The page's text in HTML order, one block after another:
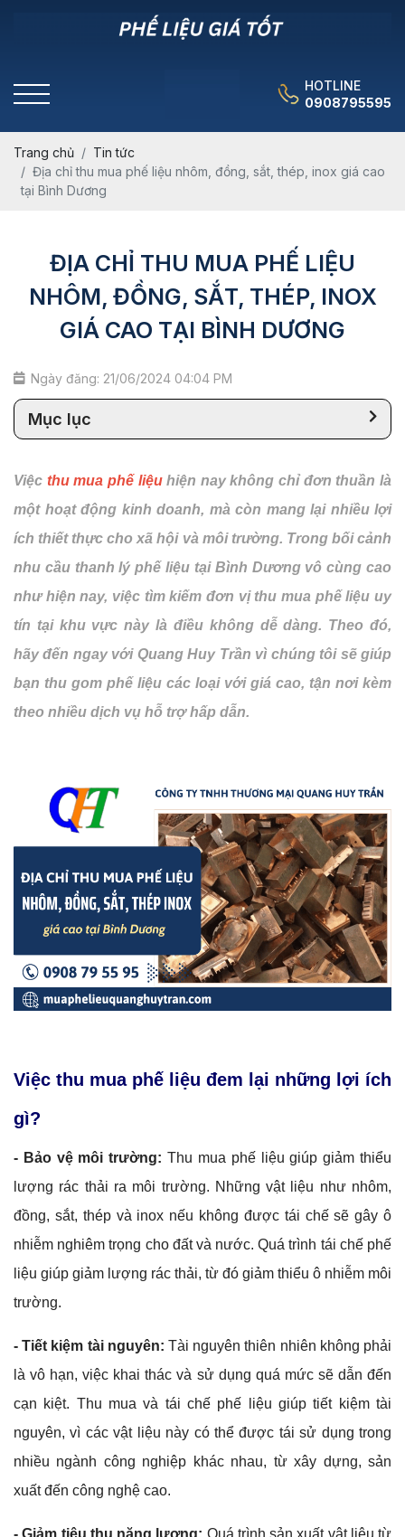
HOTLINE
0908795595
Trang chủ
Tin tức
Địa chỉ thu mua phế liệu nhôm, đồng, sắt, thép, inox giá cao
tại Bình Dương
ĐỊA CHỈ THU MUA PHẾ LIỆU
NHÔM, ĐỒNG, SẮT, THÉP, INOX
GIÁ CAO TẠI BÌNH DƯƠNG
Ngày đăng: 21/06/2024 04:04 PM
Mục lục
Việc thu mua phế liệuhiện nay không chỉ đơn thuần là
một hoạt động kinh doanh, mà còn mang lại nhiều lợi
ích thiết thực cho xã hội và môi trường. Trong bối cảnh
nhu cầu thanh lý phế liệu tại Bình Dương vô cùng cao
như hiện nay, việc tìm kiếm đơn vị thu mua phế liệu uy
tín tại khu vực này là điều không dễ dàng. Theo đó,
hãy đến ngay với Quang Huy Trần vì chúng tôi sẽ giúp
bạn thu gom phế liệu các loại với giá cao, tận nơi kèm
theo nhiều dịch vụ hỗ trợ hấp dẫn.
Việc thu mua phế liệu đem lại những lợi ích
gì?
- Bảo vệ môi trường:Thu mua phế liệu giúp giảm thiểu
lượng rác thải ra môi trường. Những vật liệu như nhôm,
đồng, sắt, thép và inox nếu không được tái chế sẽ gây ô
nhiễm nghiêm trọng cho đất và nước. Quá trình tái chế phế
liệu giúp giảm lượng rác thải, từ đó giảm thiểu ô nhiễm môi
trường.
- Tiết kiệm tài nguyên: Tài nguyên thiên nhiên không phải
là vô hạn, việc khai thác và sử dụng quá mức sẽ dẫn đến
cạn kiệt. Thu mua và tái chế phế liệu giúp tiết kiệm tài
nguyên, vì các vật liệu này có thể được tái sử dụng trong
nhiều ngành công nghiệp khác nhau, từ xây dựng, sản
xuất đến công nghệ cao.
- Giảm tiêu thụ năng lượng: Quá trình sản xuất vật liệu từ